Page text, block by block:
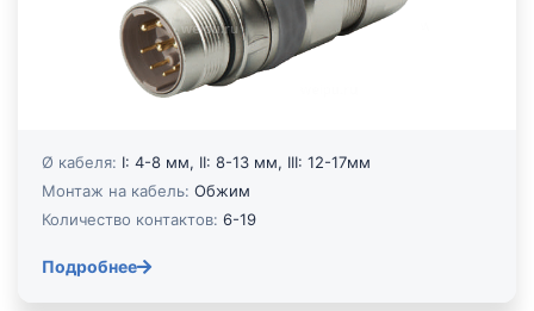
Ø кабеля: I: 4-8 мм, II: 8-13 мм, III: 12-17мм
Монтаж на кабель: Обжим
Количество контактов: 6-19
Подробнее